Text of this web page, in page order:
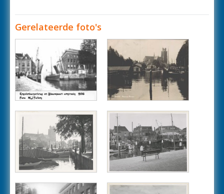
Gerelateerde foto's